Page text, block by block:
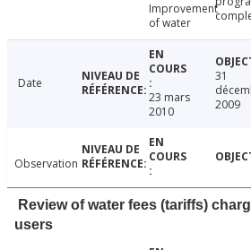
Improvement
of water
Date
23 mars
2010
31
2009
Observation
Review of water fees (tariffs)
users